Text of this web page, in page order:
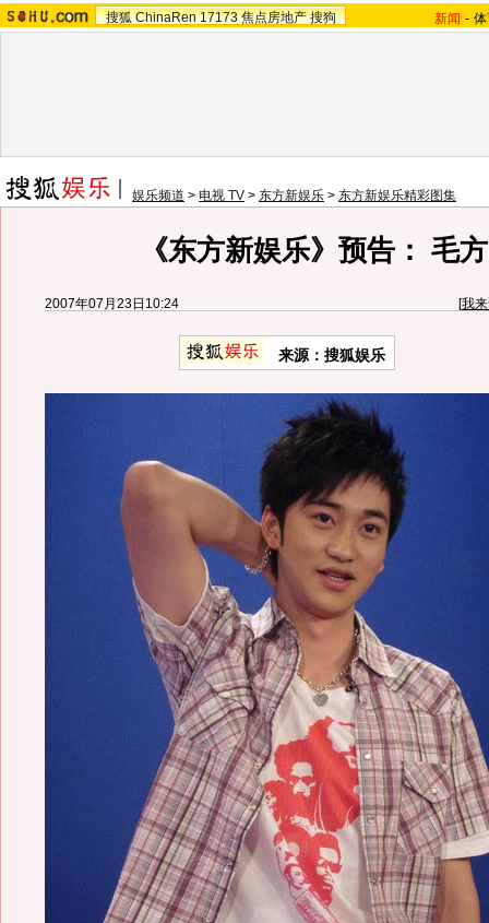
搜狐 ChinaRen 17173 焦点房地产 搜狗 新闻 -
娱乐频道 > 电视 TV > 东方新娱乐 > 东方新娱乐精彩图集
《东方新娱乐》预告： 毛
2007年07月23日10:24 [我
来源：搜狐娱乐